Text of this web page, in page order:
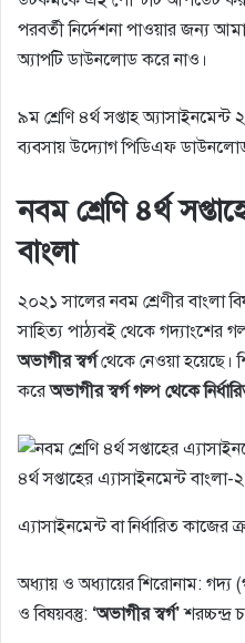
পরবর্তী নির্দেশনা পাওয়ার জন্য
অ্যাপটি ডাউনলোড করে নাও।
৯ম শ্রেণি ৪র্থ সপ্তাহ
ব্যবসায় উদ্যোগ পিডিএফ
নবম শ্রেণি ৪র্থ
বাংলা
২০২১ সালের নবম শ্রেণীর বাংলা
সাহিত্য পাঠ্যবই থেকে গদ্যাংশের
অভাগীর স্বর্গথেকে নেওয়া হয়েছে।
করেঅভাগীর স্বর্গ গল্প থেকে
৪র্থ সপ্তাহের এ্যাসাইনমেন্ট বাংলা-২
এ্যাসাইনমেন্ট বা নির্ধারিত কাজের
অধ্যায় ও অধ্যায়ের শিরােনাম: গদ্য
ও বিষয়বস্তু: ‘অভাগীর স্বর্গ’শরচ্চন্দ্র